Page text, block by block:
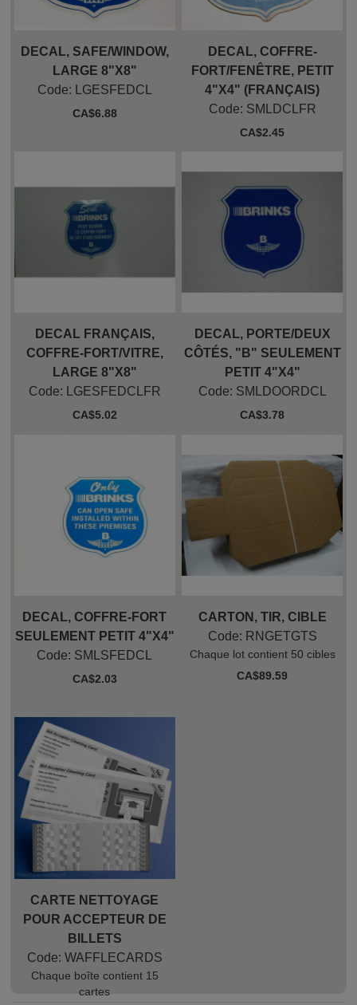
DECAL, SAFE/WINDOW,
LARGE 8"X8"
Code: LGESFEDCL
CA$6.88
DECAL, COFFRE-
FORT/FENÊTRE, PETIT
4"X4" (FRANÇAIS)
Code: SMLDCLFR
CA$2.45
DECAL FRANÇAIS,
COFFRE-FORT/VITRE,
LARGE 8"X8"
Code: LGESFEDCLFR
CA$5.02
DECAL, PORTE/DEUX
CÔTÉS, "B" SEULEMENT
PETIT 4"X4"
Code: SMLDOORDCL
CA$3.78
DECAL, COFFRE-FORT
SEULEMENT PETIT 4"X4"
Code: SMLSFEDCL
CA$2.03
CARTON, TIR, CIBLE
Code: RNGETGTS
Chaque lot contient 50 cibles
CA$89.59
CARTE NETTOYAGE
POUR ACCEPTEUR DE
BILLETS
Code: WAFFLECARDS
Chaque boîte contient 15
cartes